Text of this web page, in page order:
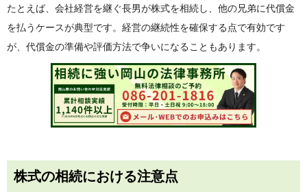
たとえば、会社経営を継ぐ長男が株式を相続し、他の兄弟に代償金
を払うケースが典型です。経営の継続性を確保する点で有効です
が、代償金の準備や評価方法で争いになることもあります。
株式の相続における注意点